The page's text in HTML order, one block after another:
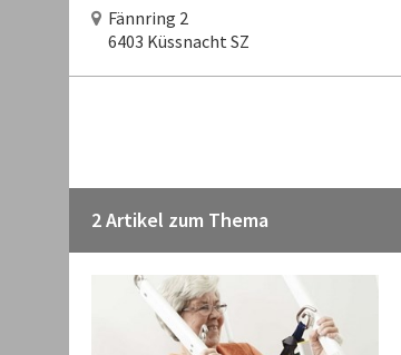
Fännring 2
6403 Küssnacht SZ
2 Artikel zum Thema